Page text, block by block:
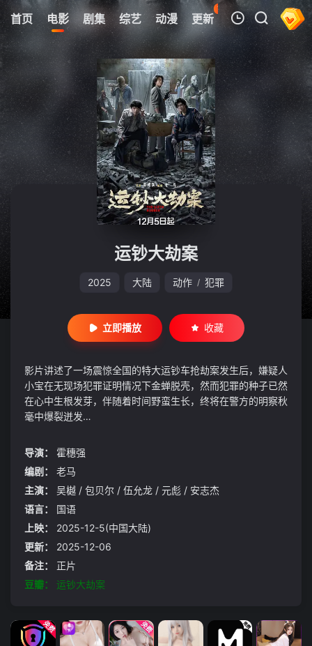
首页 电影 剧集 综艺 动漫 更新
16
热榜 APP
我的观影记录
暂无观看影片的记录
运钞大劫案
2025 大陆 动作 / 犯罪
立即播放 收藏
影片讲述了一场震惊全国的特大运钞车抢劫案发生后，嫌疑人
小宝在无现场犯罪证明情况下金蝉脱壳，然而犯罪的种子已然
在心中生根发芽，伴随着时间野蛮生长，终将在警方的明察秋
毫中爆裂迸发…
导演：
霍穗强
编剧：
老马
主演：
吴樾 / 包贝尔 / 伍允龙 / 元彪 / 安志杰
语言：
国语
上映：
2025-12-5(中国大陆)
更新：
2025-12-06
备注：
正片
豆瓣：
运钞大劫案